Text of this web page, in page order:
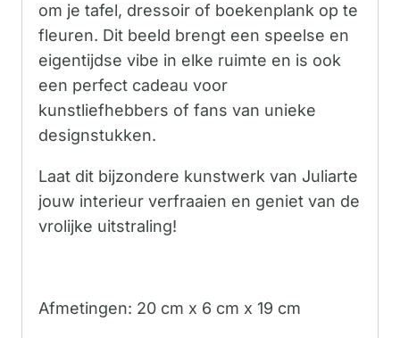
om je tafel, dressoir of boekenplank op te
fleuren. Dit beeld brengt een speelse en
eigentijdse vibe in elke ruimte en is ook
een perfect cadeau voor
kunstliefhebbers of fans van unieke
designstukken.
Laat dit bijzondere kunstwerk van Juliarte
jouw interieur verfraaien en geniet van de
vrolijke uitstraling!
Afmetingen: 20 cm x 6 cm x 19 cm